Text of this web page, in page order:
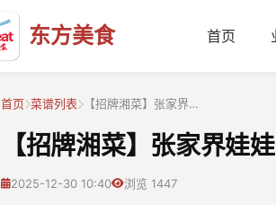
东方美食 首页
首页 菜谱列表 【招牌湘菜】张家界…
【招牌湘菜】张家界娃
2025-12-30 10:40 浏览 1447